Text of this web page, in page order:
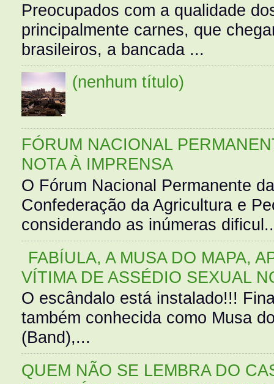
Preocupados com a qualidade
principalmente carnes, que
brasileiros, a bancada ...
(nenhum título)
FÓRUM NACIONAL
NOTA À IMPRENSA
O Fórum Nacional Permanente
Confederação da Agricultura e
considerando as inúmeras
FABÍULA, A MUSA DO MAPA,
VÍTIMA DE ASSÉDIO SEXUAL
O escândalo está instalado!!!
também conhecida como Musa
(Band),...
QUEM NÃO SE LEMBRA DO